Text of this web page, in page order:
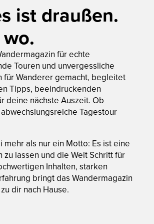
ist draußen.
für echte
Touren und unvergessliche
für Wanderer gemacht, begleitet
Tipps, beeindruckenden
deine nächste Auszeit. Ob
Tagestour
mehr als nur ein Motto: Es ist eine
lassen und die Welt Schritt für
Inhalten, starken
bringt das Wandermagazin
dir nach Hause.